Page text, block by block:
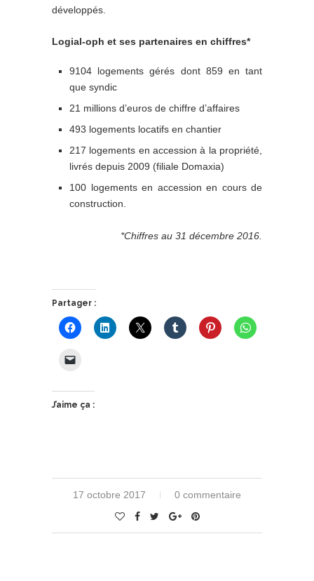
développés.
Logial-oph et ses partenaires en chiffres*
9104 logements gérés dont 859 en tant
que syndic
21 millions d’euros de chiffre d’affaires
493 logements locatifs en chantier
217 logements en accession à la propriété,
livrés depuis 2009 (filiale Domaxia)
100 logements en accession en cours de
construction.
*Chiffres au 31 décembre 2016.
Partager :
J’aime ça :
17 octobre 2017 0 commentaire